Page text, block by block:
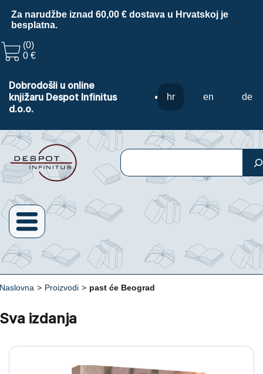
Za narudžbe iznad 60,00 € dostava u Hrvatskoj je
besplatna.
(0)
0 €
Dobrodošli u online
knjižaru Despot Infinitus
d.o.o.
hr en de
Pretraga
Naslovna > Proizvodi > past će Beograd
Sva izdanja